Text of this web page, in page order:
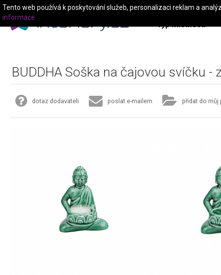
Typ místnosti
BUDDHA Soška na čajovou svíčku -
dotaz dodavateli poslat e-mailem přidat do můj
Tento web používá k poskytování služeb, personalizaci reklam a
informace